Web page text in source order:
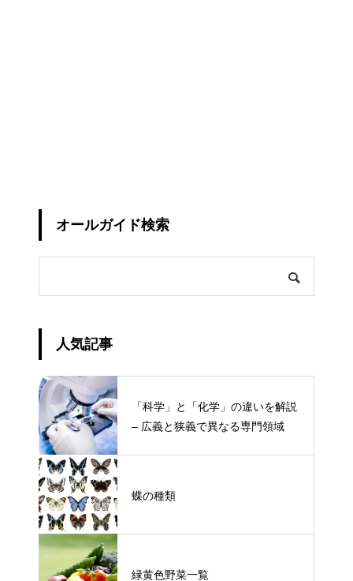
オールガイド検索
人気記事
「科学」と「化学」の違いを解説
– 広義と狭義で異なる専門領域
蝶の種類
緑黄色野菜一覧